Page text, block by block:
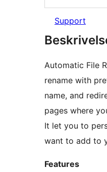
Support
Automatic File
rename with
name, and
pages where
It let you to
want to add to
Features